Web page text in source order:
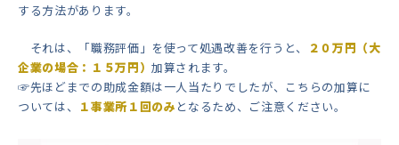
する方法があります。
それは、「職務評価」を使って処遇改善を行うと、
２０万円（大
企業の場合：１５万円）加算されます。
☞先ほどまでの助成金額は一人当たりでしたが、こちらの加算に
ついては、
１事業所１回のみ となるため、ご注意ください。